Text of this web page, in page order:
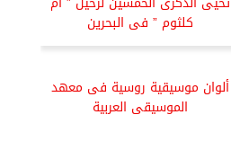
كلثوم ” فى البحرين
ألوان موسيقية روسية فى معهد
الموسيقى العربية